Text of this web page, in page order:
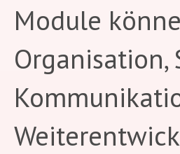
Module
Organisation,